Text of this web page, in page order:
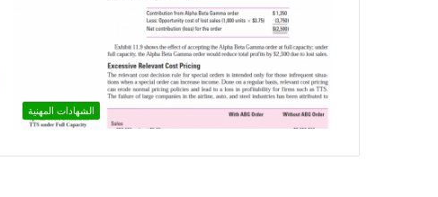
الشهادات المهنية